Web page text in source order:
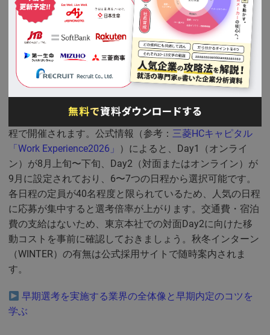
られます。
三菱HCキャピタルのインターン選考を受けた学生の声
を読む
2026年度の実施スケジュールと形式
2026年度SUMMERのWork Experienceは8月〜9月に複数日
程で開催されます。公式情報（参考： 三菱HCキャピタル
「Work Experience2026」 ）によると、Day1（オンライ
ン）が8月上旬〜下旬、Day2（対面またはオンライン）が
9月に設定されており、6〜7つの日程から選択可能です。
各日程の定員が40名程度と限られているため、人気の日程
に応募が集中すると選考倍率が上がります。交通費・宿泊
費の支給はないため、東京本社での対面Day2に向けた移
動コストを事前に確認しておきましょう。秋冬インターン
（WINTER）の有無は公式採用サイトで随時案内されま
す。
早期選考を実施する業界の全体像と早期内定のコツを
学ぶ